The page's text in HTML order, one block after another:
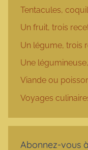
Tentacules,
Un fruit, trois
Un légume, trois
Une
Viande ou
Voyages
Abonnez-vous